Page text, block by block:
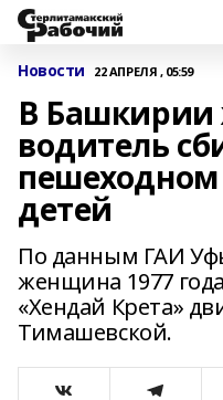
Новости 22 АПРЕЛЯ , 05:59
В
водитель
пешеходном
детей
По данным ГАИ
женщина 1977
«Хендай Крета»
Тимашевской.